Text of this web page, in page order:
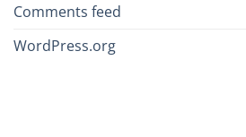
Comments feed
WordPress.org